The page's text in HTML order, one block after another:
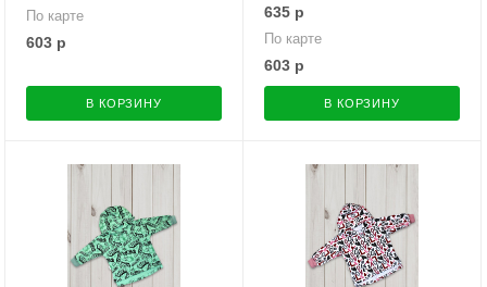
По карте
603 р
В КОРЗИНУ
635 р
По карте
603 р
В КОРЗИНУ